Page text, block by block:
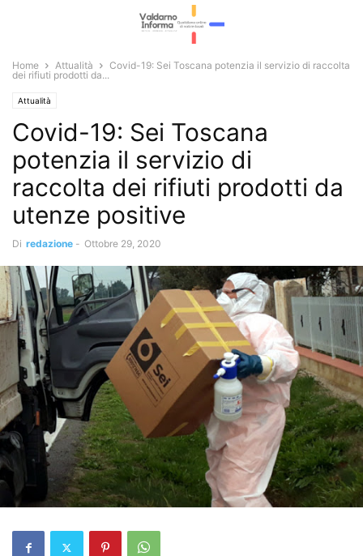
Home Attualità
Covid-19: Sei Toscana potenzia il servizio di raccolta
dei rifiuti prodotti da...
Attualità
Covid-19: Sei Toscana
potenzia il servizio di
raccolta dei rifiuti prodotti da
utenze positive
Di redazione - Ottobre 29, 2020